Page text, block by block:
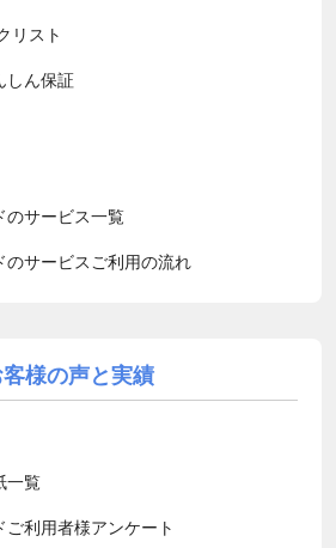
リスト
しん保証
のサービス一覧
のサービスご利用の流れ
客様の声と実績
一覧
利用者様アンケート